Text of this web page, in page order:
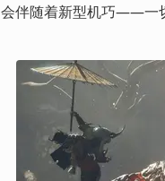
会伴随着新型机巧——一